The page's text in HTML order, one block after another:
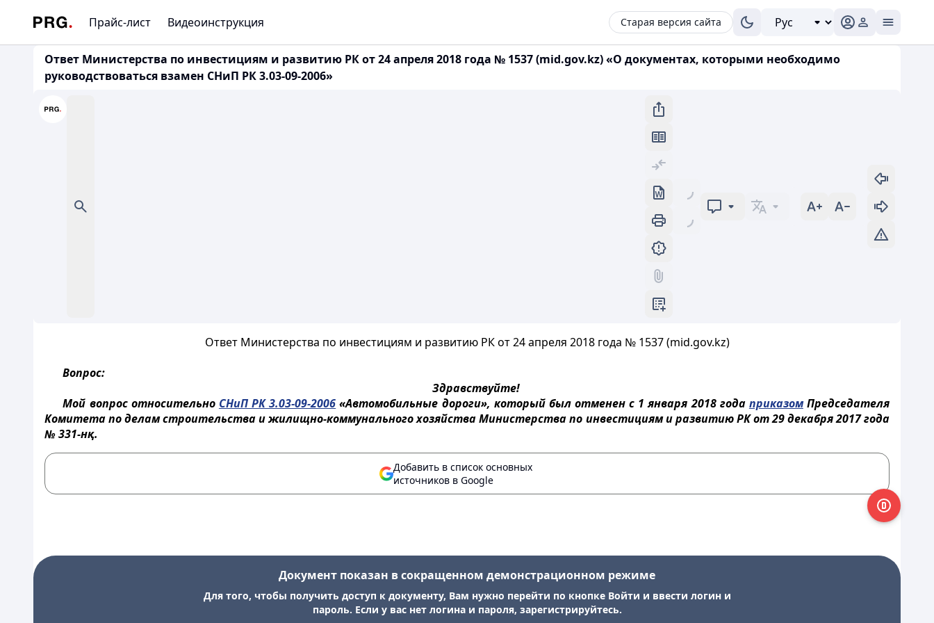
Прайс-лист Видеоинструкция Старая версия сайта
Ответ Министерства по инвестициям и развитию РК от 24 апреля 2018 года № 1537 (mid.gov.kz) «О документах, которыми необходимо
руководствоваться взамен СНиП РК 3.03-09-2006»
Ответ Министерства по инвестициям и развитию РК от 24 апреля 2018 года № 1537 (mid.gov.kz)
Вопрос:
Здравствуйте!
Мой вопрос относительно СНиП РК 3.03-09-2006 «Автомобильные дороги», который был отменен с 1 января 2018 года приказомПредседателя
Комитета по делам строительства и жилищно-коммунального хозяйства Министерства по инвестициям и развитию РК от 29 декабря 2017 года
№ 331-нқ.
Добавить в список основных
источников в Google
Документ показан в сокращенном демонстрационном режиме
Для того, чтобы получить доступ к документу, Вам нужно перейти по кнопке Войти и ввести логин и
пароль. Если у вас нет логина и пароля, зарегистрируйтесь.